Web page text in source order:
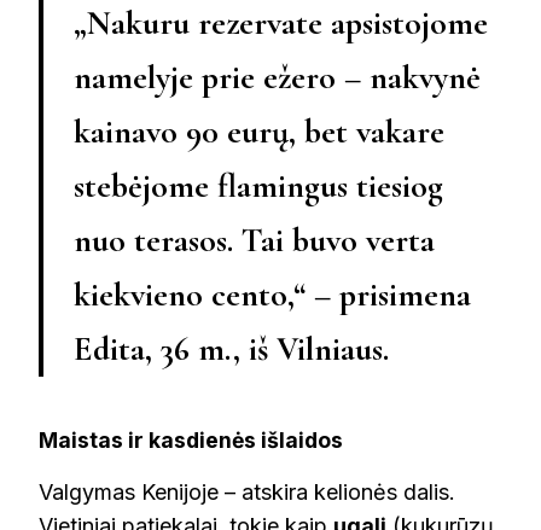
„Nakuru rezervate apsistojome
namelyje prie ežero – nakvynė
kainavo 90 eurų, bet vakare
stebėjome flamingus tiesiog
nuo terasos. Tai buvo verta
kiekvieno cento,“ – prisimena
Edita, 36 m., iš Vilniaus.
Maistas ir kasdienės išlaidos
Valgymas Kenijoje – atskira kelionės dalis.